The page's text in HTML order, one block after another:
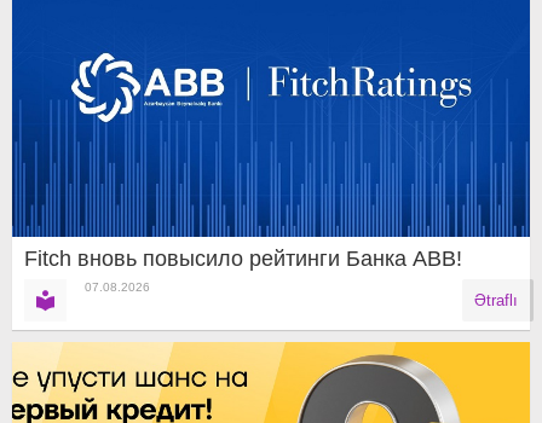
Fitch вновь повысило рейтинги Банка ABB!
07.08.2026
Ətraflı